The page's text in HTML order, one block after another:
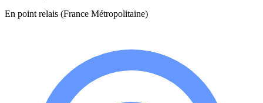
28,00€.14,00€.
En point relais (France Métropolitaine)